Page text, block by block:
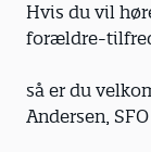
Hvis du vil
forældre-
så er du
Andersen,